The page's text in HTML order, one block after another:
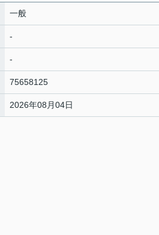
一般
-
-
75658125
2026年08月04日